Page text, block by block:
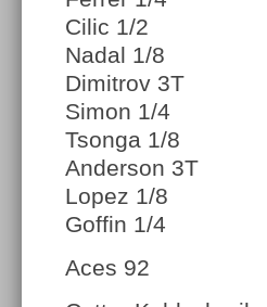
Cilic 1/2
Nadal 1/8
Dimitrov 3T
Simon 1/4
Tsonga 1/8
Anderson 3T
Lopez 1/8
Goffin 1/4
Aces 92